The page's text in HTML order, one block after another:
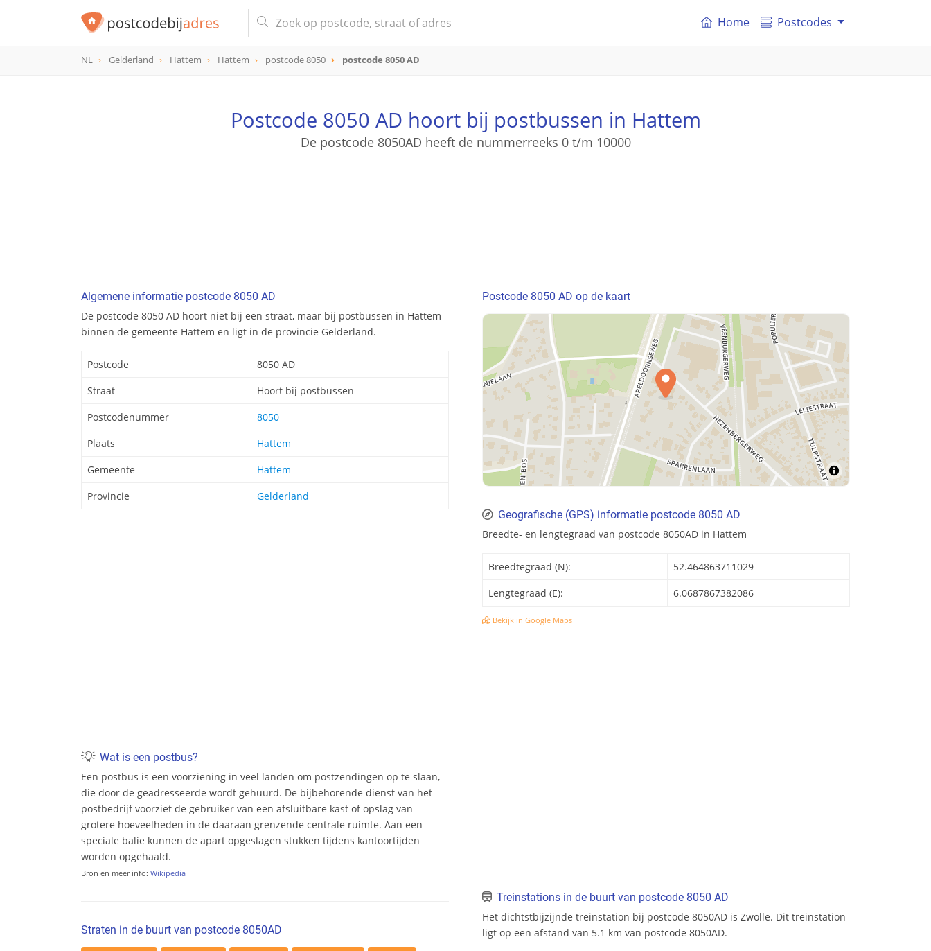
Home Postcodes
NL Gelderland Hattem Hattem postcode 8050 postcode 8050 AD
Postcode 8050 AD hoort bij postbussen in Hattem
De postcode 8050AD heeft de nummerreeks 0 t/m 10000
Algemene informatie postcode 8050 AD
De postcode 8050 AD hoort niet bij een straat, maar bij postbussen in Hattem
binnen de gemeente Hattem en ligt in de provincie Gelderland.
Postcode
8050 AD
Straat
Hoort bij postbussen
Postcodenummer
8050
Plaats
Hattem
Gemeente
Hattem
Provincie
Gelderland
Wat is een postbus?
Een postbus is een voorziening in veel landen om postzendingen op te slaan,
die door de geadresseerde wordt gehuurd. De bijbehorende dienst van het
postbedrijf voorziet de gebruiker van een afsluitbare kast of opslag van
grotere hoeveelheden in de daaraan grenzende centrale ruimte. Aan een
speciale balie kunnen de apart opgeslagen stukken tijdens kantoortijden
worden opgehaald.
Bron en meer info: Wikipedia
Straten in de buurt van postcode 8050AD
Postcode 8050 AD op de kaart
Geografische (GPS) informatie postcode 8050 AD
Breedte- en lengtegraad van postcode 8050AD in Hattem
Breedtegraad (N):
52.464863711029
Lengtegraad (E):
6.0687867382086
Bekijk in Google Maps
Treinstations in de buurt van postcode 8050 AD
Het dichtstbijzijnde treinstation bij postcode 8050AD is Zwolle. Dit treinstation
ligt op een afstand van 5.1 km van postcode 8050AD.